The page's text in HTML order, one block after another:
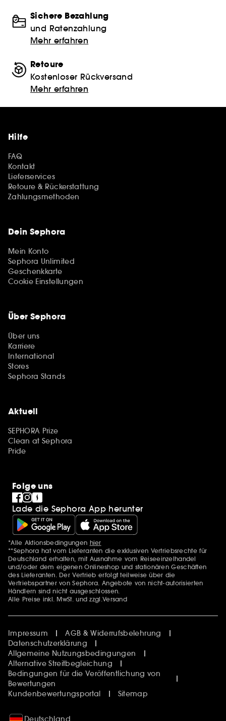
Sichere Bezahlung
und Ratenzahlung
Mehr erfahren
Retoure
Kostenloser Rückversand
Mehr erfahren
Hilfe
FAQ
Kontakt
Lieferservices
Retoure & Rückerstattung
Zahlungsmethoden
Dein Sephora
Mein Konto
Sephora Unlimited
Geschenkkarte
Cookie Einstellungen
Über Sephora
Über uns
Karriere
International
Stores
Sephora Stands
Aktuell
SEPHORA Prize
Clean at Sephora
Pride
Folge uns
Lade die Sephora App herunter
Zusätzlich Erwähnungen
*Alle Aktionsbedingungen hier
**Sephora hat vom Lieferanten die exklusiven Vertriebsrechte für
Deutschland erhalten, mit Ausnahme vom Reiseeinzelhandel
und/oder dem eigenen Onlineshop und stationären Geschäften
des Lieferanten. Der Vertrieb erfolgt teilweise über die
Vertriebspartner von Sephora. Angebote von nicht-autorisierten
Händlern sind nicht ausgeschlossen.
Alle Preise inkl. MwSt. und zzgl.Versand
Impressum
AGB & Widerrufsbelehrung
Datenschutzerklärung
Allgemeine Nutzungsbedingungen
Alternative Streitbegleichung
Bedingungen für die Veröffentlichung von
Bewertungen
Kundenbewertungsportal
Sitemap
Deutschland